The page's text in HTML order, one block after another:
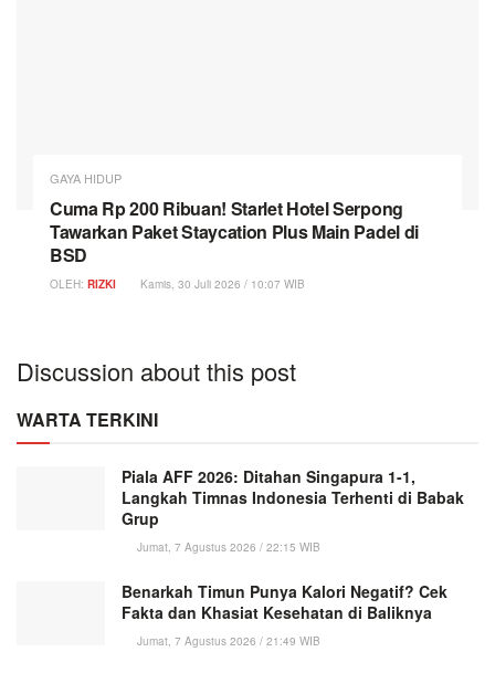
GAYA HIDUP
Cuma Rp 200 Ribuan! Starlet Hotel Serpong
Tawarkan Paket Staycation Plus Main Padel di
BSD
OLEH: RIZKI Kamis, 30 Juli 2026 / 10:07 WIB
Discussion about this post
WARTA TERKINI
Piala AFF 2026: Ditahan Singapura 1-1,
Langkah Timnas Indonesia Terhenti di Babak
Grup
Jumat, 7 Agustus 2026 / 22:15 WIB
Benarkah Timun Punya Kalori Negatif? Cek
Fakta dan Khasiat Kesehatan di Baliknya
Jumat, 7 Agustus 2026 / 21:49 WIB